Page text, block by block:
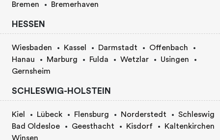
Bremen Bremerhaven
HESSEN
Wiesbaden Kassel Darmstadt
Offenbach
Hanau
Marburg Fulda Wetzlar
Usingen
Gernsheim
SCHLESWIG-HOLSTEIN
Kiel Lübeck Flensburg Norderstedt
Schleswig
Bad Oldesloe
Geesthacht Kisdorf
Kaltenkirchen
Winsen